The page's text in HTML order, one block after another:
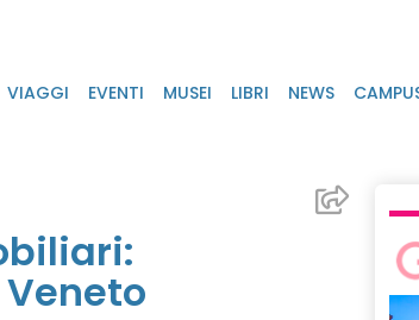
VIAGGI EVENTI MUSEI LIBRI NEWS